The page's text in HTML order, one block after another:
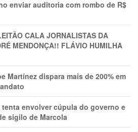
enviar auditoria com rombo de R$
CALA JORNALISTAS DA
MENDONÇA!! FLÁVIO HUMILHA
Martínez dispara mais de 200% em
envolver cúpula do governo e
sigilo de Marcola